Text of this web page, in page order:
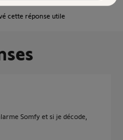
cette réponse utile
Somfy et si je décode,